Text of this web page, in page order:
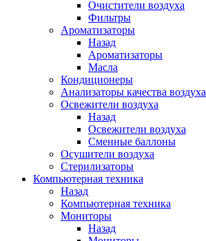
Очистители воздуха
Фильтры
Ароматизаторы
Назад
Ароматизаторы
Масла
Кондиционеры
Анализаторы качества воздуха
Освежители воздуха
Назад
Освежители воздуха
Сменные баллоны
Осушители воздуха
Стерилизаторы
Компьютерная техника
Назад
Компьютерная техника
Мониторы
Назад